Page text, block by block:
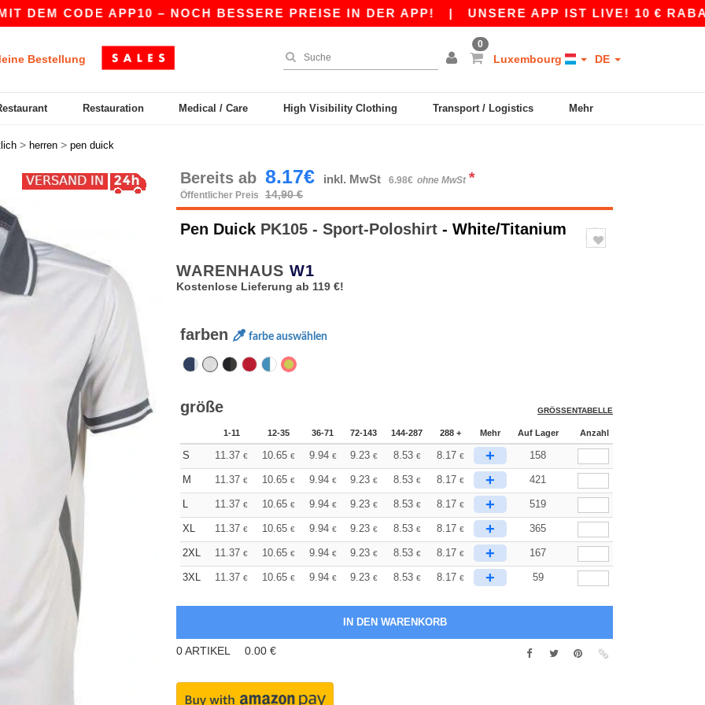
APP10 – NOCH BESSERE PREISE IN DER APP!|UNSERE APP IST LIVE! 10 € RABATT AB
Bestellung
0
Luxembourg DE
Restauration Medical / Care High Visibility Clothing Transport / Logistics Mehr
> herren > pen duick
Bereits ab 8.17€ inkl. MwSt 6.98€ ohne MwSt *
Öffentlicher Preis 14,90 €
Pen Duick PK105 - Sport-Poloshirt - White/Titanium
WARENHAUS W1
Kostenlose Lieferung ab 119 €!
farben farbe auswählen
größe GRÖSSENTABELLE
1-11 12-35 36-71 72-143 144-287 288 + Mehr Auf Lager Anzahl
S 11.37 € 10.65 € 9.94 € 9.23 € 8.53 € 8.17 € + 158
M 11.37 € 10.65 € 9.94 € 9.23 € 8.53 € 8.17 € + 421
L 11.37 € 10.65 € 9.94 € 9.23 € 8.53 € 8.17 € + 519
XL 11.37 € 10.65 € 9.94 € 9.23 € 8.53 € 8.17 € + 365
2XL 11.37 € 10.65 € 9.94 € 9.23 € 8.53 € 8.17 € + 167
3XL 11.37 € 10.65 € 9.94 € 9.23 € 8.53 € 8.17 € + 59
0ARTIKEL 0.00 €